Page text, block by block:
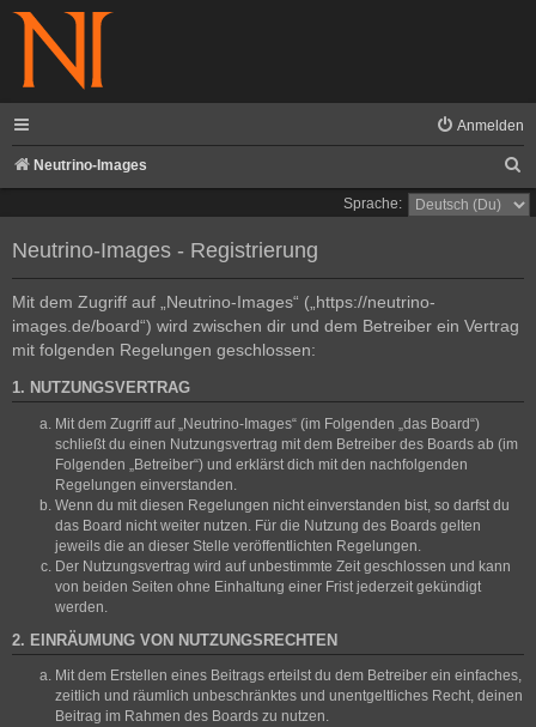
Anmelden
Neutrino-Images
u
Sprache:
Neutrino-Images - Registrierung
Mit dem Zugriff auf „Neutrino-Images“ („https://neutrino-
images.de/board“) wird zwischen dir und dem Betreiber ein Vertrag
mit folgenden Regelungen geschlossen:
1. NUTZUNGSVERTRAG
Mit dem Zugriff auf „Neutrino-Images“ (im Folgenden „das Board“)
schließt du einen Nutzungsvertrag mit dem Betreiber des Boards ab (im
Folgenden „Betreiber“) und erklärst dich mit den nachfolgenden
Regelungen einverstanden.
Wenn du mit diesen Regelungen nicht einverstanden bist, so darfst du
das Board nicht weiter nutzen. Für die Nutzung des Boards gelten
jeweils die an dieser Stelle veröffentlichten Regelungen.
Der Nutzungsvertrag wird auf unbestimmte Zeit geschlossen und kann
von beiden Seiten ohne Einhaltung einer Frist jederzeit gekündigt
werden.
2. EINRÄUMUNG VON NUTZUNGSRECHTEN
Mit dem Erstellen eines Beitrags erteilst du dem Betreiber ein einfaches,
zeitlich und räumlich unbeschränktes und unentgeltliches Recht, deinen
Beitrag im Rahmen des Boards zu nutzen.